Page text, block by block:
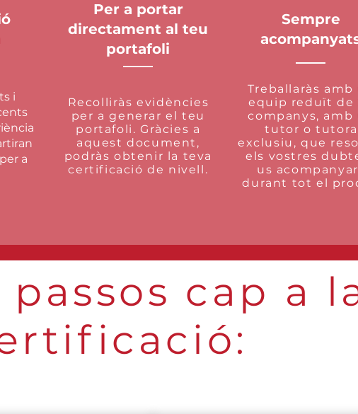
i
a
Per a portar
directament al teu
portafoli
Recolliràs evidències
per a generar el teu
portafoli. Gràcies a
aquest document,
podràs obtenir la teva
certificació de nivell.
Sempre
Treballaràs amb
equip reduït de
companys, amb
tutor o tutora
exclusiu, que
els vostres
us
durant tot el
cap a